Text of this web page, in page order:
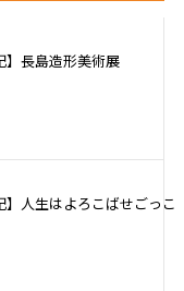
】長島造形美術展
】人生はよろこばせごっこ